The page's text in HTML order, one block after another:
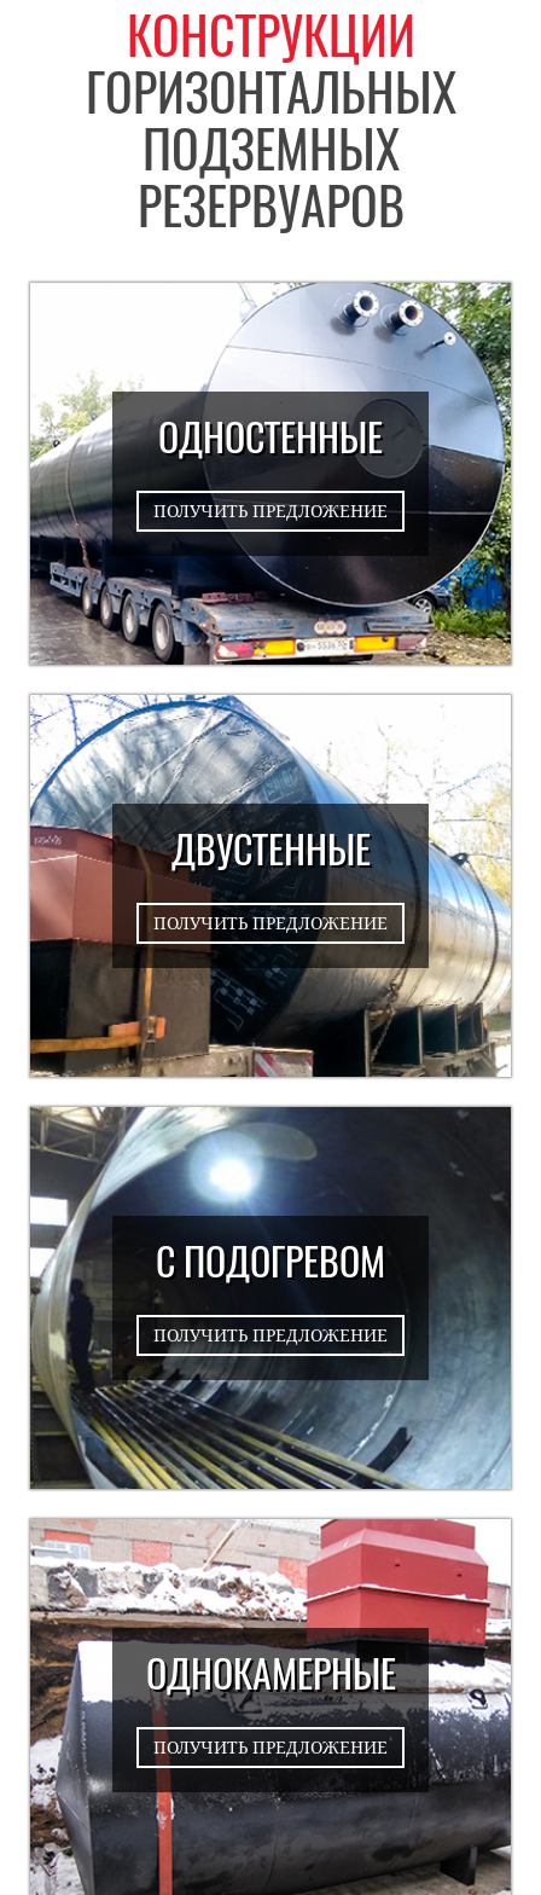
КОНСТРУКЦИИ
ГОРИЗОНТАЛЬНЫХ
ПОДЗЕМНЫХ
РЕЗЕРВУАРОВ
ОДНОСТЕННЫЕ
ПОЛУЧИТЬ ПРЕДЛОЖЕНИЕ
ДВУСТЕННЫЕ
ПОЛУЧИТЬ ПРЕДЛОЖЕНИЕ
С ПОДОГРЕВОМ
ПОЛУЧИТЬ ПРЕДЛОЖЕНИЕ
ОДНОКАМЕРНЫЕ
ПОЛУЧИТЬ ПРЕДЛОЖЕНИЕ